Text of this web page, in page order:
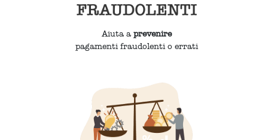
Aiuta a prevenire
pagamenti fraudolenti o errati